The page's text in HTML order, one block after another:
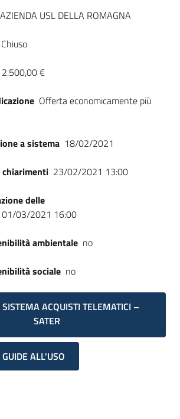
AZIENDA USL DELLA ROMAGNA
Chiuso
2.500,00 €
Offerta economicamente più
a sistema 18/02/2021
chiarimenti 23/02/2021 13:00
delle
01/03/2021 16:00
ambientale no
sociale no
ACQUISTI TELEMATICI –
SATER
ALL'USO